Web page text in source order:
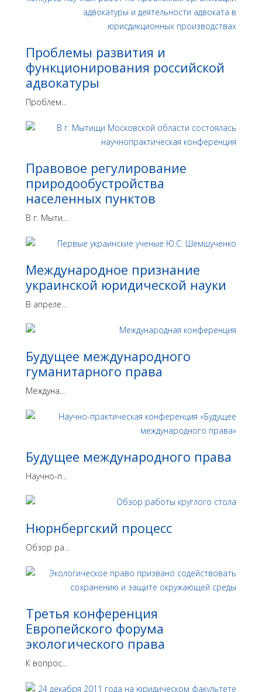
Проблемы развития и
функционирования российской
адвокатуры
Проблем...
Правовое регулирование
природообустройства
населенных пунктов
В г. Мыти...
Международное признание
украинской юридической науки
В апреле...
Будущее международного
гуманитарного права
Междуна...
Будущее международного права
Научно-п...
Нюрнбергский процесс
Обзор ра...
Третья конференция
Европейского форума
экологического права
К вопрос...